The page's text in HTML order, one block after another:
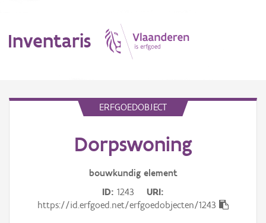
Inventaris
ERFGOEDOBJECT
Dorpswoning
bouwkundig element
ID 1243
URI
https://id.erfgoed.net/erfgoedobjecten/1243